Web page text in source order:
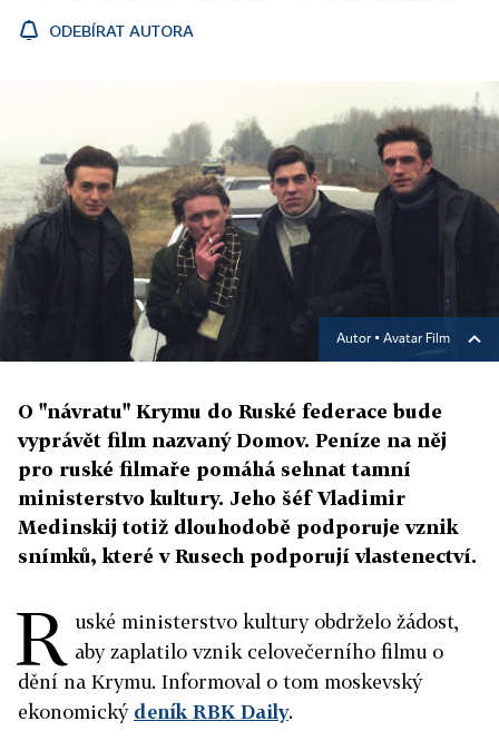
ODEBÍRAT AUTORA
Autor ▪ Avatar Film
O "návratu" Krymu do Ruské federace bude
vyprávět film nazvaný Domov. Peníze na něj
pro ruské filmaře pomáhá sehnat tamní
ministerstvo kultury. Jeho šéf Vladimir
Medinskij totiž dlouhodobě podporuje vznik
snímků, které v Rusech podporují vlastenectví.
R uské ministerstvo kultury obdrželo žádost,
aby zaplatilo vznik celovečerního filmu o
dění na Krymu. Informoval o tom moskevský
ekonomický deník RBK Daily.